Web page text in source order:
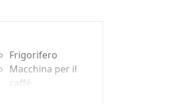
Frigorifero
Macchina per il
caffé